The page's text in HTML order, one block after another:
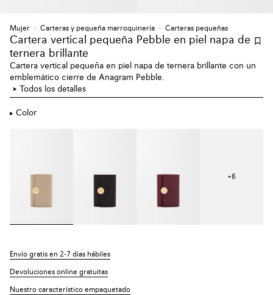
Mujer Carteras y pequeña marroquinería Carteras pequeñas
Cartera vertical pequeña Pebble en piel napa de
ternera brillante
Cartera vertical pequeña en piel napa de ternera brillante con un
emblemático cierre de Anagram Pebble.
Todos los detalles
Color
+6
Envío gratis en 2-7 días hábiles
Devoluciones online gratuitas
Nuestro característico empaquetado